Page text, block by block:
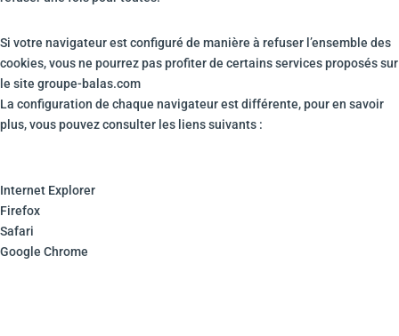
Si votre navigateur est configuré de manière à refuser l’ensemble des
cookies, vous ne pourrez pas profiter de certains services proposés sur
le site groupe-balas.com
La configuration de chaque navigateur est différente, pour en savoir
plus, vous pouvez consulter les liens suivants :
Internet Explorer
Firefox
Safari
Google Chrome